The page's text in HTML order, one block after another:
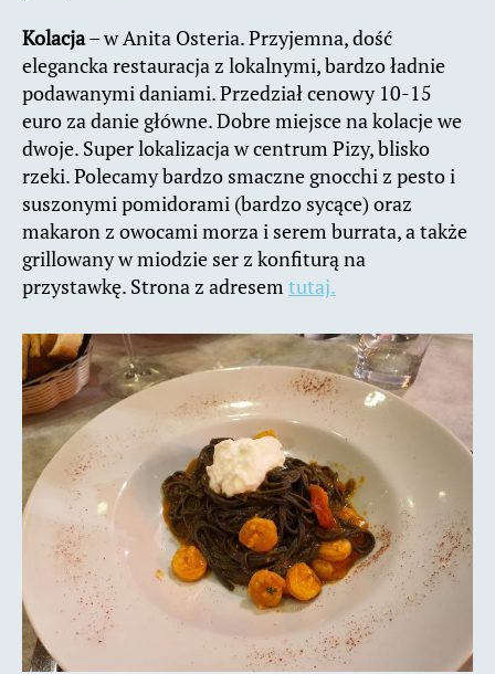
Kolacja– w Anita Osteria. Przyjemna, dość
elegancka restauracja z lokalnymi, bardzo ładnie
podawanymi daniami. Przedział cenowy 10-15
euro za danie główne. Dobre miejsce na kolacje we
dwoje. Super lokalizacja w centrum Pizy, blisko
rzeki. Polecamy bardzo smaczne gnocchi z pesto i
suszonymi pomidorami (bardzo sycące) oraz
makaron z owocami morza i serem burrata, a także
grillowany w miodzie ser z konfiturą na
przystawkę. Strona z adresem tutaj.